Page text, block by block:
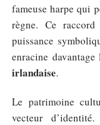
fameuse harpe qui
règne. Ce
puissance
enracine
irlandaise.
Le patrimoine
vecteur